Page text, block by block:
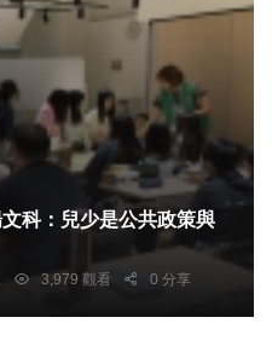
3,979 觀看 0 分享